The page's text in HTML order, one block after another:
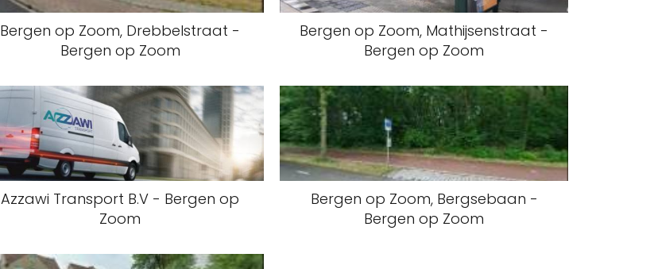
Bergen op Zoom, Drebbelstraat -
Bergen op Zoom
Bergen op Zoom, Mathijsenstraat -
Bergen op Zoom
Azzawi Transport B.V - Bergen op
Zoom
Bergen op Zoom, Bergsebaan -
Bergen op Zoom